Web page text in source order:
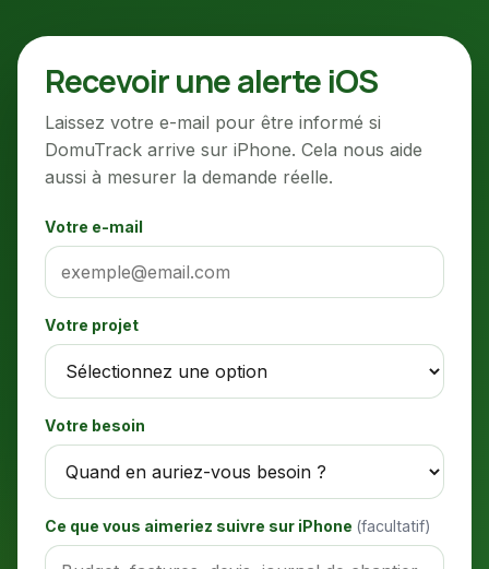
Recevoir une alerte iOS
Laissez votre e-mail pour être informé si
DomuTrack arrive sur iPhone. Cela nous aide
aussi à mesurer la demande réelle.
Votre e-mail
Votre projet
Votre besoin
Ce que vous aimeriez suivre sur iPhone (facultatif)